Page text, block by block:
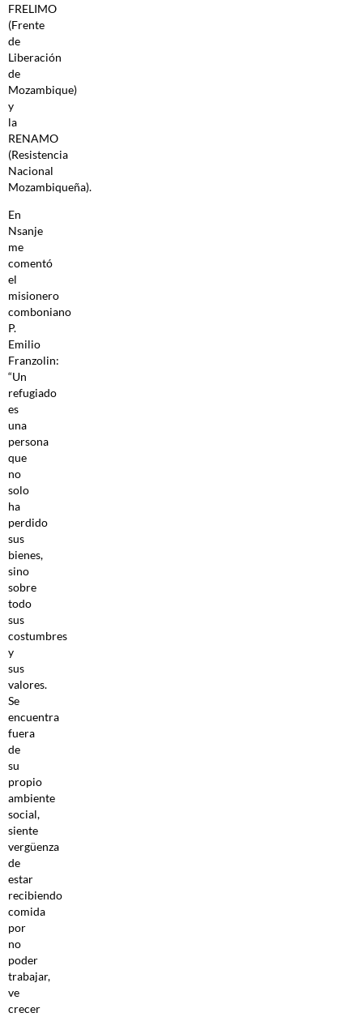
FRELIMO
(Frente
de
Liberación
de
Mozambique)
y
la
RENAMO
(Resistencia
Nacional
Mozambiqueña).
En
Nsanje
me
comentó
el
misionero
comboniano
P.
Emilio
Franzolin:
“Un
refugiado
es
una
persona
que
no
solo
ha
perdido
sus
bienes,
sino
sobre
todo
sus
costumbres
y
sus
valores.
Se
encuentra
fuera
de
su
propio
ambiente
social,
siente
vergüenza
de
estar
recibiendo
comida
por
no
poder
trabajar,
ve
crecer